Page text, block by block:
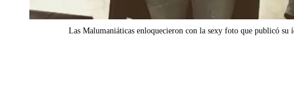
Las Malumaniáticas enloquecieron con la sexy foto que publicó su